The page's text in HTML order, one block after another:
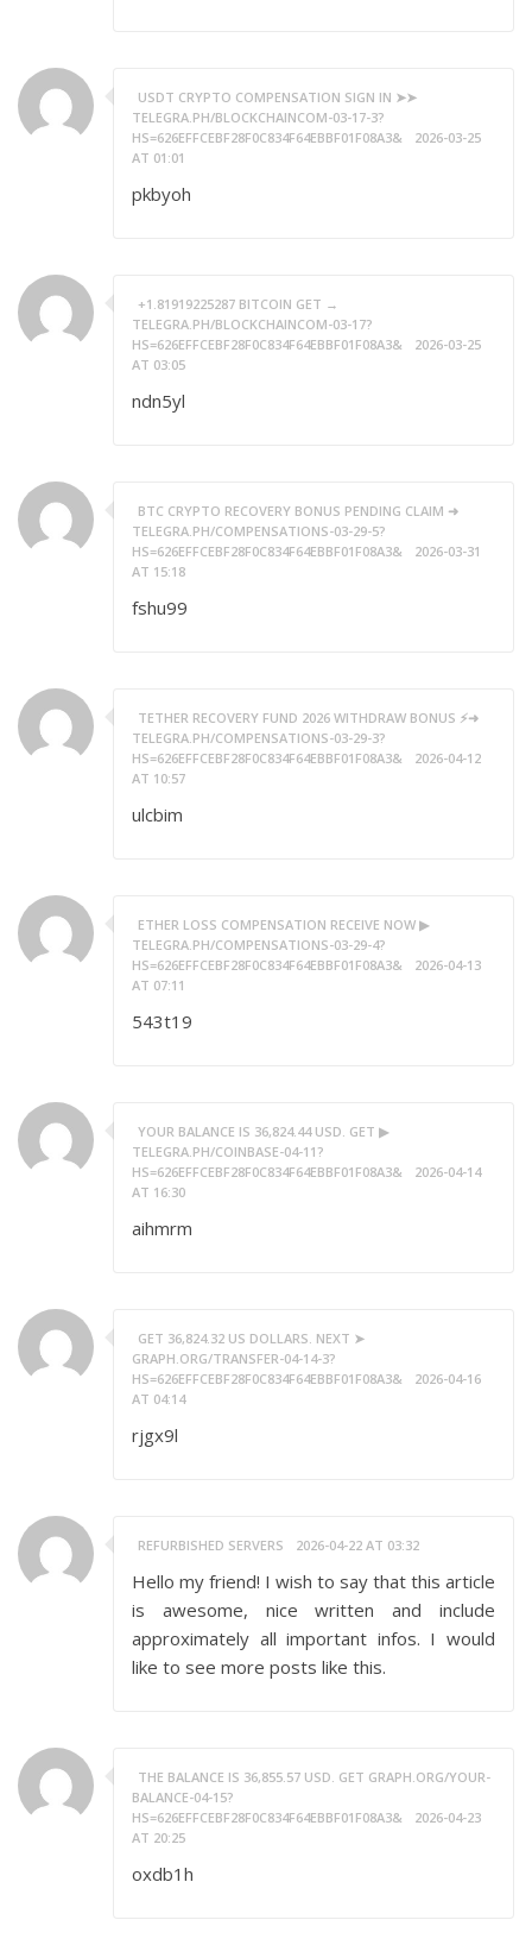
USDT CRYPTO COMPENSATION SIGN IN ➤➤
TELEGRA.PH/BLOCKCHAINCOM-03-17-3?
HS=626EFFCEBF28F0C834F64EBBF01F08A3&
2026-03-25
AT 01:01
pkbyoh
+1.81919225287 BITCOIN GET →
TELEGRA.PH/BLOCKCHAINCOM-03-17?
HS=626EFFCEBF28F0C834F64EBBF01F08A3&
2026-03-25
AT 03:05
ndn5yl
BTC CRYPTO RECOVERY BONUS PENDING CLAIM ➜
TELEGRA.PH/COMPENSATIONS-03-29-5?
HS=626EFFCEBF28F0C834F64EBBF01F08A3&
2026-03-31
AT 15:18
fshu99
TETHER RECOVERY FUND 2026 WITHDRAW BONUS ⚡➜
TELEGRA.PH/COMPENSATIONS-03-29-3?
HS=626EFFCEBF28F0C834F64EBBF01F08A3&
2026-04-12
AT 10:57
ulcbim
ETHER LOSS COMPENSATION RECEIVE NOW ▶
TELEGRA.PH/COMPENSATIONS-03-29-4?
HS=626EFFCEBF28F0C834F64EBBF01F08A3&
2026-04-13
AT 07:11
543t19
YOUR BALANCE IS 36,824.44 USD. GET ▶
TELEGRA.PH/COINBASE-04-11?
HS=626EFFCEBF28F0C834F64EBBF01F08A3&
2026-04-14
AT 16:30
aihmrm
GET 36,824.32 US DOLLARS. NEXT ➤
GRAPH.ORG/TRANSFER-04-14-3?
HS=626EFFCEBF28F0C834F64EBBF01F08A3&
2026-04-16
AT 04:14
rjgx9l
REFURBISHED SERVERS 2026-04-22 AT 03:32
Hello my friend! I wish to say that this article
is awesome, nice written and include
approximately all important infos. I would
like to see more posts like this.
THE BALANCE IS 36,855.57 USD. GET GRAPH.ORG/YOUR-
BALANCE-04-15?
HS=626EFFCEBF28F0C834F64EBBF01F08A3&
2026-04-23
AT 20:25
oxdb1h